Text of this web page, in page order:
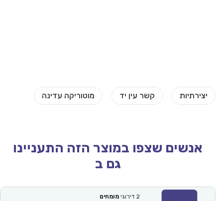
אנשים שצפו במוצר הזה התעניינו
גם ב
2 דירוגי מומחים